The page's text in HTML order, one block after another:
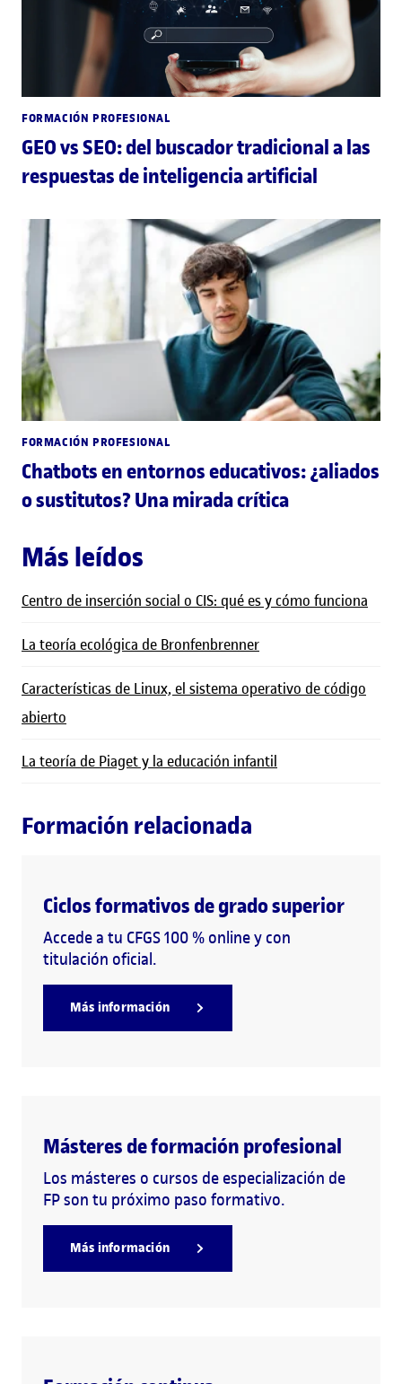
FORMACIÓN PROFESIONAL
GEO vs SEO: del buscador tradicional a las
respuestas de inteligencia artificial
FORMACIÓN PROFESIONAL
Chatbots en entornos educativos: ¿aliados
o sustitutos? Una mirada crítica
Más leídos
Centro de inserción social o CIS: qué es y cómo funciona
La teoría ecológica de Bronfenbrenner
Características de Linux, el sistema operativo de código
abierto
La teoría de Piaget y la educación infantil
Formación relacionada
Ciclos formativos de grado superior
Accede a tu CFGS 100 % online y con
titulación oficial.
Más información
Másteres de formación profesional
Los másteres o cursos de especialización de
FP son tu próximo paso formativo.
Más información